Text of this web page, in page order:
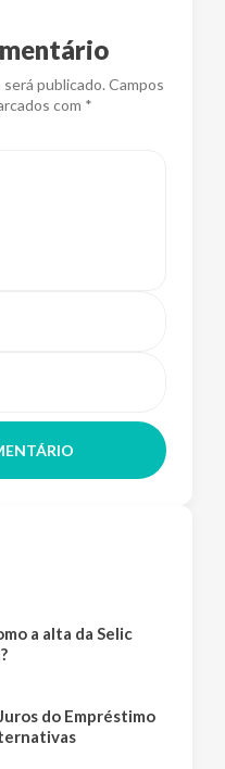
publicado. Campos
com *
a alta da Selic
do Empréstimo